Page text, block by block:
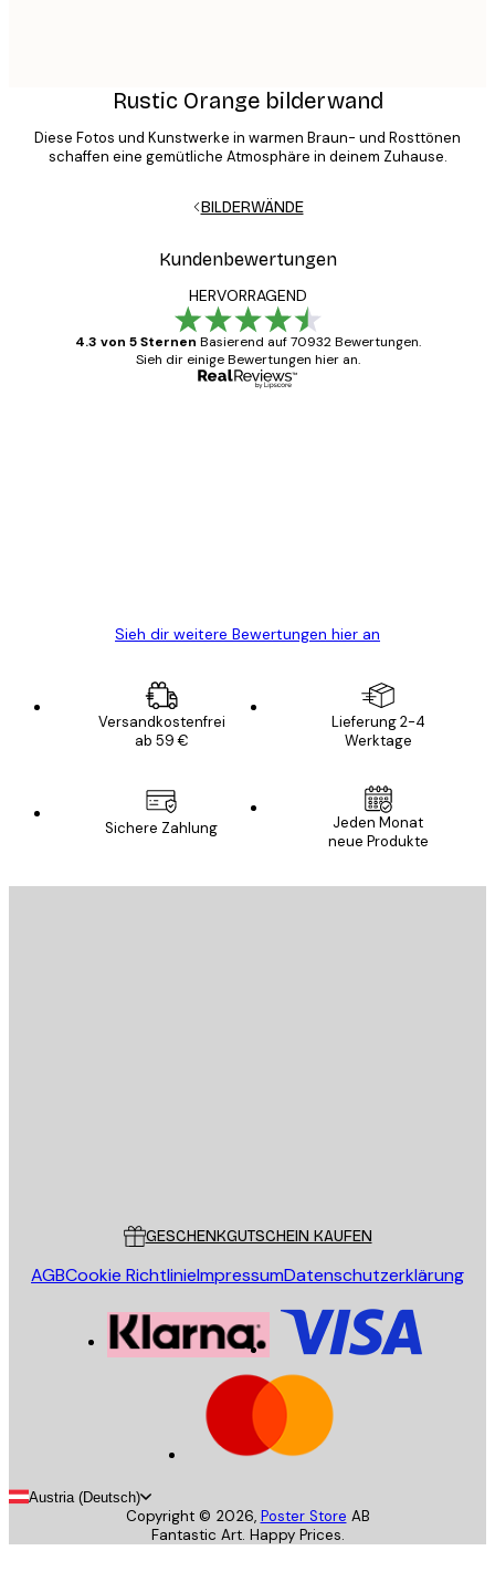
Rustic Orange bilderwand
Diese Fotos und Kunstwerke in warmen Braun- und Rosttönen
schaffen eine gemütliche Atmosphäre in deinem Zuhause.
BILDERWÄNDE
Kundenbewertungen
HERVORRAGEND
4.3 von 5 Sternen Basierend auf 70932 Bewertungen.
Sieh dir einige Bewertungen hier an.
Sieh dir weitere Bewertungen hier an
Versandkostenfrei
ab 59 €
Lieferung 2-4
Werktage
Sichere Zahlung
Jeden Monat
neue Produkte
GESCHENKGUTSCHEIN KAUFEN
AGBCookie RichtlinieImpressumDatenschutzerklärung
Austria (Deutsch)
Copyright © 2026, Poster Store AB
Fantastic Art. Happy Prices.